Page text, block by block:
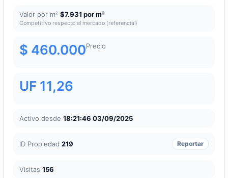
Valor por m² $7.931 por m²
Competitivo respecto al mercado (referencial)
Precio
$ 460.000
UF 11,26
Activo desde 18:21:46 03/09/2025
ID Propiedad 219 Reportar
Visitas 156